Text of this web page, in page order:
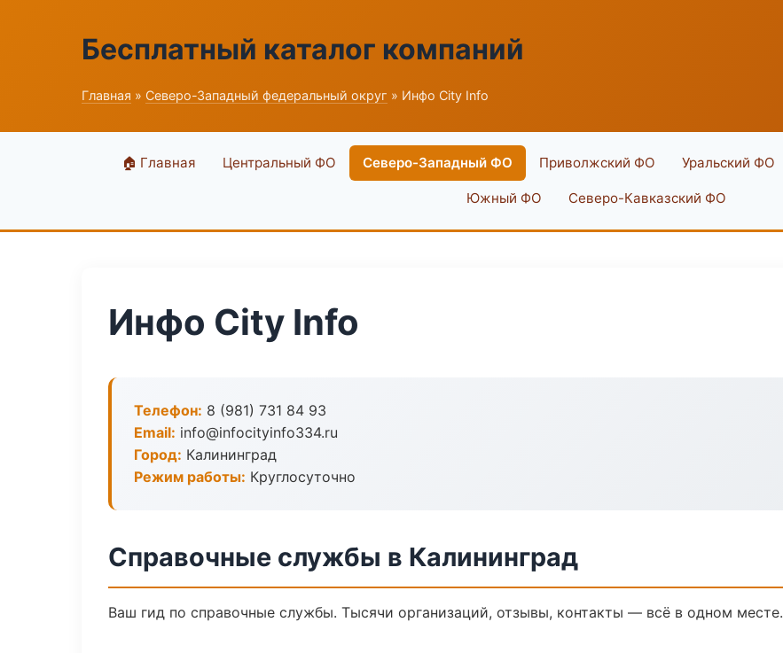
Бесплатный каталог компаний
Главная » Северо-Западный федеральный округ » Инфо City Info
🏠 Главная Центральный ФО Северо-Западный ФО Приволжский ФО Уральский ФО
Южный ФО Северо-Кавказский ФО
Инфо City Info
Телефон: 8 (981) 731 84 93
Email: info@infocityinfo334.ru
Город: Калининград
Режим работы: Круглосуточно
Справочные службы в Калининград
Ваш гид по справочные службы. Тысячи организаций, отзывы, контакты — всё в одном месте.